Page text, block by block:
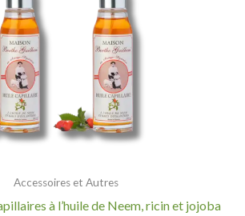
Accessoires et Autres
à l’huile de Neem, ricin et jojoba
34,00 €.29,00 €.